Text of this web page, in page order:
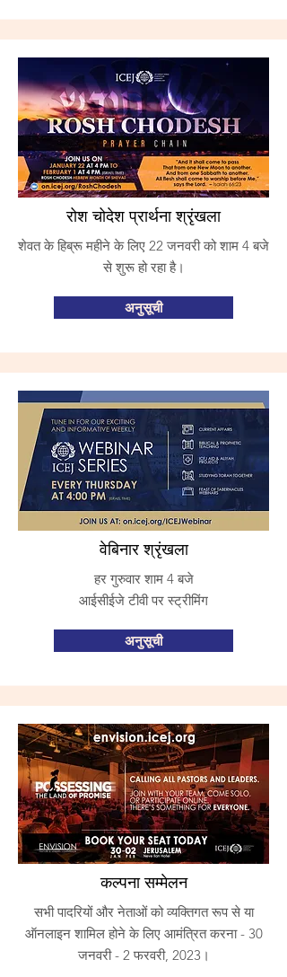
रोश चोदेश प्रार्थना श्रृंखला
शेवत के हिब्रू महीने के लिए 22 जनवरी को शाम 4 बजे
से शुरू हो रहा है।
अनुसूची
वेबिनार श्रृंखला
हर गुरुवार शाम 4 बजे
आईसीईजे टीवी पर स्ट्रीमिंग
अनुसूची
कल्पना सम्मेलन
सभी पादरियों और नेताओं को व्यक्तिगत रूप से या
ऑनलाइन शामिल होने के लिए आमंत्रित करना - 30
जनवरी - 2 फरवरी, 2023।